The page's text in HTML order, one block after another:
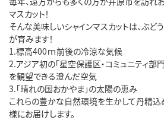
マスカット！
そんな美味しいシャインマスカットは、ぶ
が育みます！
1.標高400ｍ前後の冷涼な気候
2.アジア初の「星空保護区・コミュニティ部
を観望できる澄んだ空気
3.「晴れの国おかやま」の太陽の恵み
これらの豊かな自然環境を生かして丹精
様にお届けします。